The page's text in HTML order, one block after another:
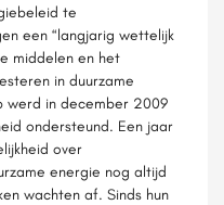
te
een “langjarig wettelijk
middelen en het
in duurzame
werd in december 2009
ondersteund. Een jaar
over
energie nog altijd
wachten af. Sinds hun